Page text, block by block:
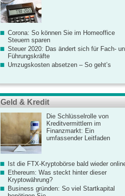
Corona: So können Sie im Homeoffice
Steuern sparen
Steuer 2020: Das ändert sich für Fach-
Führungskräfte
Umzugskosten absetzen – So geht’s
Geld & Kredit
Die Schlüsselrolle von
Kreditvermittlern im
Finanzmarkt: Ein
umfassender Leitfaden
Ist die FTX-Kryptobörse bald wieder
Ethereum: Was steckt hinter dieser
Kryptowährung?
Business gründen: So viel Startkapital